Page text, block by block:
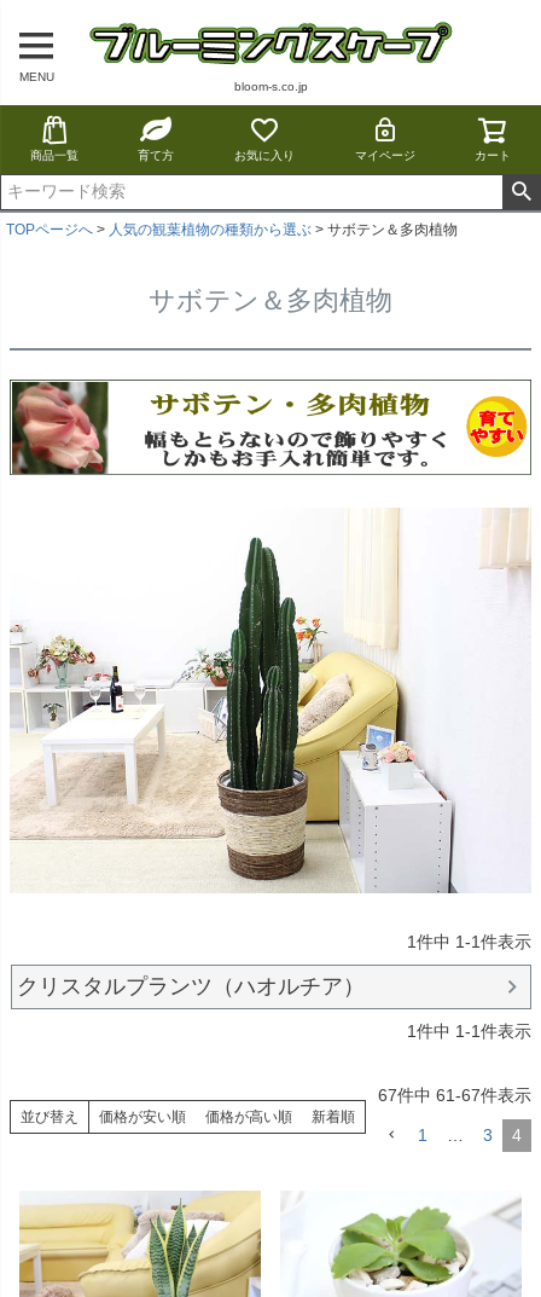
MENU
bloom-s.co.jp
商品一覧 育て方 お気に入り マイページ カート
TOPページへ 人気の観葉植物の種類から選ぶ サボテン＆多肉植物
サボテン＆多肉植物
1件中 1-1件表示
クリスタルプランツ（ハオルチア）
1件中 1-1件表示
並び替え 価格が安い順 価格が高い順 新着順
67件中 61-67件表示
1 3 4